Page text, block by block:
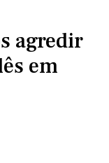
agredir
em